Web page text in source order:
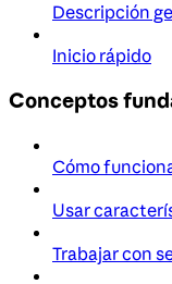
Descripción
Inicio rápido
Conceptos
Cómo
Usar
Trabajar con